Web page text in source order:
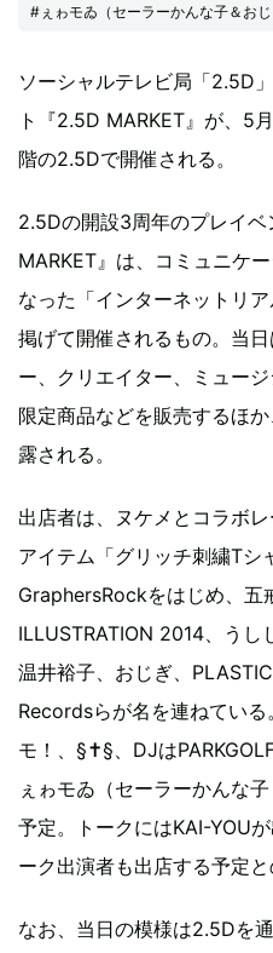
#ぇゎモゐ（セーラーかんな子＆おじ
ソーシャルテレビ局「2.5D
ト『2.5D MARKET』が、5
階の2.5Dで開催される。
2.5Dの開設3周年のプレイ
MARKET』は、コミュニケ
なった「インターネットリ
掲げて開催されるもの。当
ー、クリエイター、ミュー
限定商品などを販売するほ
露される。
出店者は、ヌケメとコラボ
アイテム「グリッチ刺繍Tシ
GraphersRockをはじめ、五
ILLUSTRATION 2014、うし
温井裕子、おじぎ、
Recordsらが名を連ねてい
モ！、§✝§、DJは
ぇゎモゐ（セーラーかんな
予定。トークにはKAI-YOU
ーク出演者も出店する予定と
なお、当日の模様は2.5Dを